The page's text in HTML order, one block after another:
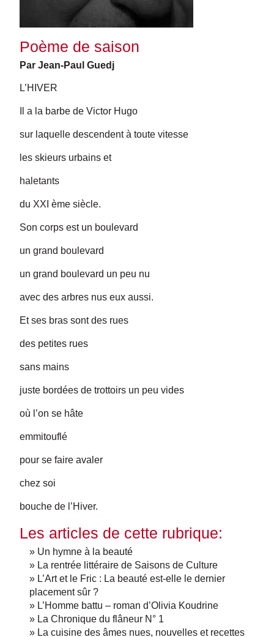
Poème de saison
Par Jean-Paul Guedj
L’HIVER
Il a la barbe de Victor Hugo
sur laquelle descendent à toute vitesse
les skieurs urbains et
haletants
du XXI ème siècle.
Son corps est un boulevard
un grand boulevard
un grand boulevard un peu nu
avec des arbres nus eux aussi.
Et ses bras sont des rues
des petites rues
sans mains
juste bordées de trottoirs un peu vides
où l’on se hâte
emmitouflé
pour se faire avaler
chez soi
bouche de l’Hiver.
Les articles de cette rubrique:
» Un hymne à la beauté
» La rentrée littéraire de Saisons de Culture
» L’Art et le Fric : La beauté est-elle le dernier
placement sûr ?
» L’Homme battu – roman d’Olivia Koudrine
» La Chronique du flâneur N° 1
» La cuisine des âmes nues, nouvelles et recettes